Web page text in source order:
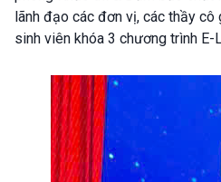
lãnh đạo các đơn vị, các thầy
sinh viên khóa 3 chương trình E-